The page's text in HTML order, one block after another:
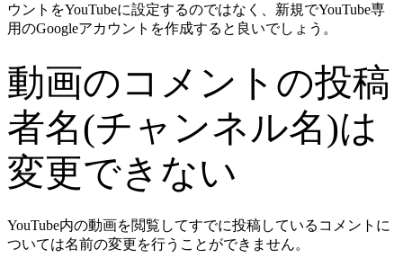
ウントをYouTubeに設定するのではなく、新規でYouTube専
用のGoogleアカウントを作成すると良いでしょう。
動画のコメントの投稿
者名(チャンネル名)は
変更できない
YouTube内の動画を閲覧してすでに投稿しているコメントに
ついては名前の変更を行うことができません。